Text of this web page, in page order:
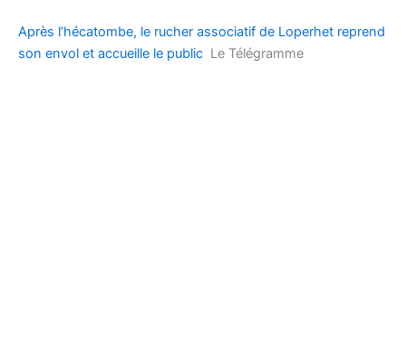
Après l’hécatombe, le rucher associatif de Loperhet reprend
son envol et accueille le public Le Télégramme